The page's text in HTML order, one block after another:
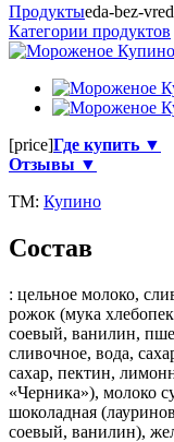
Продуктыeda-bez-
Категории продуктов
[price]Где купить ▼
Отзывы ▼
ТМ: Купино
Состав
: цельное молоко,
рожок (мука
соевый, ванилин,
сливочное, вода,
сахар, пектин,
«Черника»), молоко
шоколадная
соевый, ванилин),